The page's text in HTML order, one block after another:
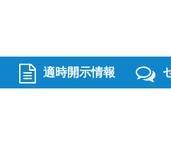
適時開示情報